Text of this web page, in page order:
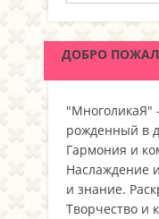
ДОБРО
"МноголикаЯ"
рожденный в
Гармония и
Наслаждение
и знание.
Творчество и